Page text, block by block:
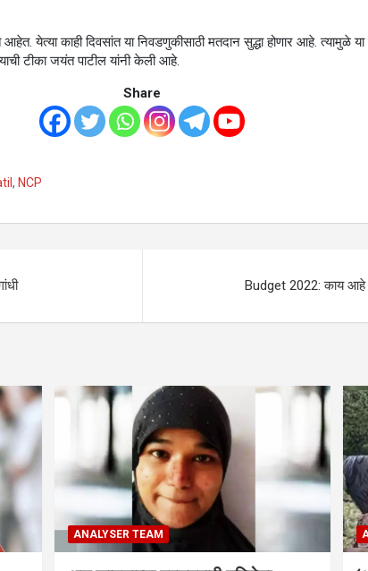
येत्या काही दिवसांत या निवडणुकीसाठी मतदान सुद्धा होणार आहे. त्यामुळे
टीका जयंत पाटील यांनी केली आहे.
Share
, NCP
Budget 2022: काय आहे
ANALYSER TEAM